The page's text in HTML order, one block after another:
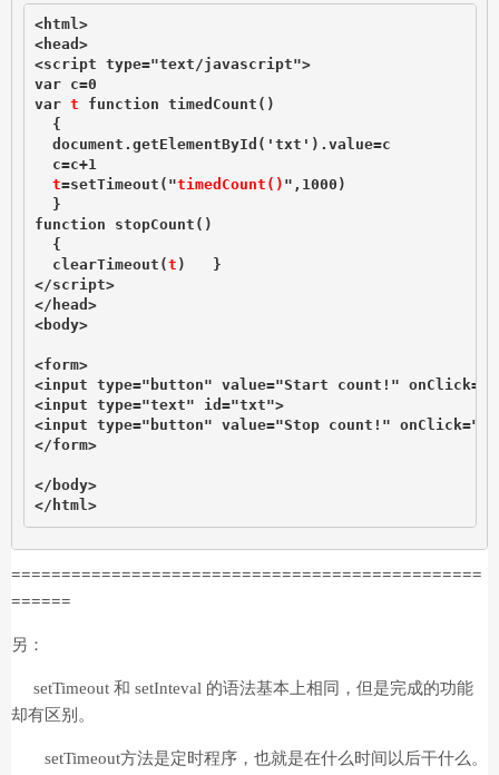
<html>
<head>
<script type="text/javascript">
var c=0
var t function timedCount()
  {
  document.getElementById('txt').value=c
  c=c+1
t=setTimeout("timedCount() ",1000)
  }
function stopCount()
  {
clearTimeout(t )
   }
</script>
</head>
<body>
<form>
<input type="button" value="Start count!"
<input type="text" id="txt">
<input type="button" value="Stop count!"
</form>
</body>
</html>
===============================================
======
另：
setTimeout 和 setInteval 的语法基本上相同，但是完成的功能
却有区别。
setTimeout方法是定时程序，也就是在什么时间以后干什么。